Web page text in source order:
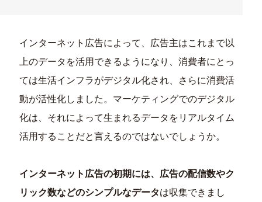
インターネット広告によって、広告主はこれまで以
上のデータを活用できるようになり、消費者にとっ
ては生活インフラがデジタル化され、さらに消費活
動が活性化しました。マーケティングでのデジタル
化は、それによって生まれるデータをリアルタイム
活用することだと言えるのではないでしょうか。
インターネット広告の初期には、広告の配信数やク
リック数などのシンプルなデータは収集できまし